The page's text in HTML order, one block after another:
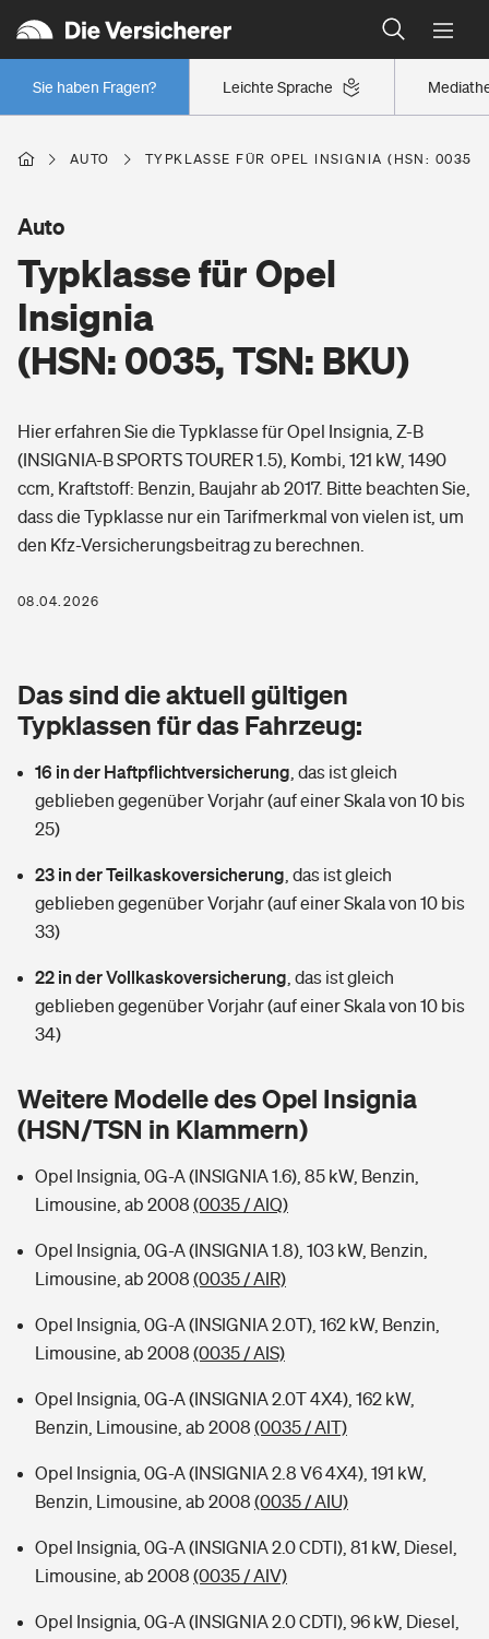
Leichte Sprache
Sie haben Fragen?
Wer versichert was: Jetzt Versicherer finden
Regionalklassen: So ist Ihre Region eingestuft
Wer versichert was: Jetzt Versicherer finden
Berufsunfähigkeitsversicherung
Erwerbsunfähigkeitsversicherung
Arbeitsrechtsschutz
Berufshaftpflichtversicherung
Rentenrechner: Wie viel Geld bekomme ich im Alter?
Wer versichert was: Jetzt Versicherer finden
Sie haben Fragen?
Wohnen
Wohngebäudeversicherung
Hausratversicherung
Elementarversicherung
Photovoltaik
Wärmepumpen versichern
Vermieterrrechtsschutz
Mietkautionsversicherung
Restkreditversicherung
Zur Übersicht
Hochwasser-Check: Wie gefährdet ist Ihr Haus?
Wer versichert was: Jetzt Versicherer finden
Sie haben Fragen?
Pri­vate Haft­pflicht­
Rechts­schutz­ver­si­che­rung
Kinderunfall­ver­si­che­rung
Reiseversicherung
Handyversicherung
Private Cyberversicherung
Musikinstrumentenversicherung
Zur Übersicht
Typklassen: So ist Ihr Auto eingestuft
Sie haben Fragen?
Gesundheit
Private Krankenversicherung
Tierkrankenversicherung
Zur Übersicht
Wer versichert was: Jetzt Versicherer finden
Sie haben Fragen?
Rentenrechner: Wie viel Geld bekomme ich im Alter?
AUTO TYPKLASSE FÜR OPEL INSIGNIA (HSN: 0035,
Typklasse für Opel
Insignia
(HSN: 0035, TSN: BKU)
Auto
Hier erfahren Sie die Typklasse für Opel Insignia, Z-B
(INSIGNIA-B SPORTS TOURER 1.5), Kombi, 121 kW, 1490
ccm, Kraftstoff: Benzin, Baujahr ab 2017. Bitte beachten Sie,
dass die Typklasse nur ein Tarifmerkmal von vielen ist, um
den Kfz-Versicherungsbeitrag zu berechnen.
08.04.2026
Das sind die aktuell gültigen
Typklassen für das Fahrzeug:
16 in der Haftpflichtversicherung das ist gleich
geblieben gegenüber Vorjahr (auf einer Skala von 10 bis
25)
23 in der Teilkaskoversicherung das ist gleich
geblieben gegenüber Vorjahr (auf einer Skala von 10 bis
33)
22 in der Vollkaskoversicherung das ist gleich
geblieben gegenüber Vorjahr (auf einer Skala von 10 bis
34)
Weitere Modelle des Opel Insignia
(HSN/TSN in Klammern)
Opel Insignia, 0G-A (INSIGNIA 1.6), 85 kW, Benzin,
Limousine, ab 2008 (0035 / AIQ)
Opel Insignia, 0G-A (INSIGNIA 1.8), 103 kW, Benzin,
Limousine, ab 2008 (0035 / AIR)
Opel Insignia, 0G-A (INSIGNIA 2.0T), 162 kW, Benzin,
Limousine, ab 2008 (0035 / AIS)
Opel Insignia, 0G-A (INSIGNIA 2.0T 4X4), 162 kW,
Benzin, Limousine, ab 2008 (0035 / AIT)
Opel Insignia, 0G-A (INSIGNIA 2.8 V6 4X4), 191 kW,
Benzin, Limousine, ab 2008 (0035 / AIU)
Opel Insignia, 0G-A (INSIGNIA 2.0 CDTI), 81 kW, Diesel,
Limousine, ab 2008 (0035 / AIV)
Opel Insignia, 0G-A (INSIGNIA 2.0 CDTI), 96 kW, Diesel,